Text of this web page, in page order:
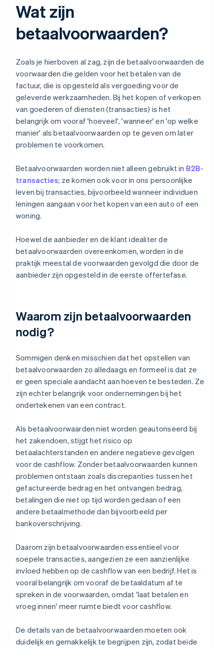
Wat zijn
betaalvoorwaarden?
Zoals je hierboven al zag, zijn de betaalvoorwaarden de
voorwaarden die gelden voor het betalen van de
factuur, die is opgesteld als vergoeding voor de
geleverde werkzaamheden. Bij het kopen of verkopen
van goederen of diensten (transacties) is het
belangrijk om vooraf 'hoeveel', 'wanneer' en 'op welke
manier' als betaalvoorwaarden op te geven om later
problemen te voorkomen.
Betaalvoorwaarden worden niet alleen gebruikt in B2B-
transacties; ze komen ook voor in ons persoonlijke
leven bij transacties, bijvoorbeeld wanneer individuen
leningen aangaan voor het kopen van een auto of een
woning.
Hoewel de aanbieder en de klant idealiter de
betaalvoorwaarden overeenkomen, worden in de
praktijk meestal de voorwaarden gevolgd die door de
aanbieder zijn opgesteld in de eerste offertefase.
Waarom zijn betaalvoorwaarden
nodig?
Sommigen denken misschien dat het opstellen van
betaalvoorwaarden zo alledaags en formeel is dat ze
er geen speciale aandacht aan hoeven te besteden. Ze
zijn echter belangrijk voor ondernemingen bij het
ondertekenen van een contract.
Als betaalvoorwaarden niet worden geautoriseerd bij
het zakendoen, stijgt het risico op
betaalachterstanden en andere negatieve gevolgen
voor de cashflow. Zonder betaalvoorwaarden kunnen
problemen ontstaan zoals discrepanties tussen het
gefactureerde bedrag en het ontvangen bedrag,
betalingen die niet op tijd worden gedaan of een
andere betaalmethode dan bijvoorbeeld per
bankoverschrijving.
Daarom zijn betaalvoorwaarden essentieel voor
soepele transacties, aangezien ze een aanzienlijke
invloed hebben op de cashflow van een bedrijf. Het is
vooral belangrijk om vooraf de betaaldatum af te
spreken in de voorwaarden, omdat 'laat betalen en
vroeg innen' meer ruimte biedt voor cashflow.
De details van de betaalvoorwaarden moeten ook
duidelijk en gemakkelijk te begrijpen zijn, zodat beide